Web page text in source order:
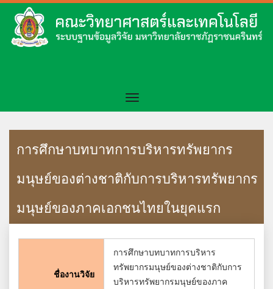
การศึกษาบทบาทการบริหารทรัพยากร
มนุษย์ของต่างชาติกับการบริหารทรัพยากร
มนุษย์ของภาคเอกชนไทยในยุคแรก
ชื่องานวิจัย
การศึกษาบทบาทการบริหาร
ทรัพยากรมนุษย์ของต่างชาติกับการ
บริหารทรัพยากรมนุษย์ของภาค